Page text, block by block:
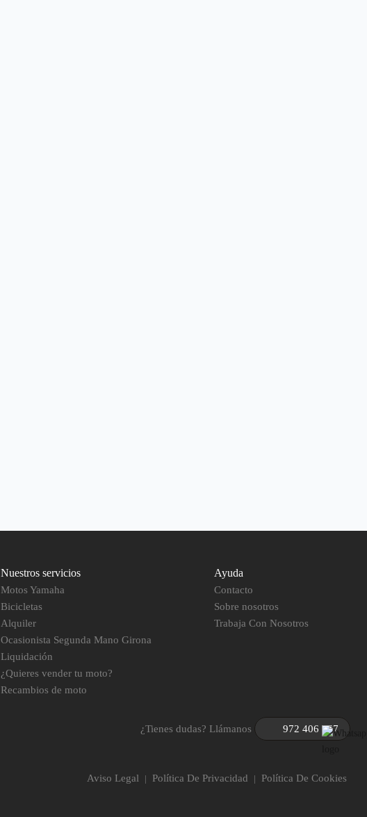
Nuestros servicios
Motos Yamaha
Bicicletas
Alquiler
Ocasionista Segunda Mano Girona
Liquidación
¿Quieres vender tu moto?
Recambios de moto
Ayuda
Contacto
Sobre nosotros
Trabaja Con Nosotros
¿Tienes dudas? Llámanos 972 406 067
Aviso Legal | Política De Privacidad | Política De Cookies